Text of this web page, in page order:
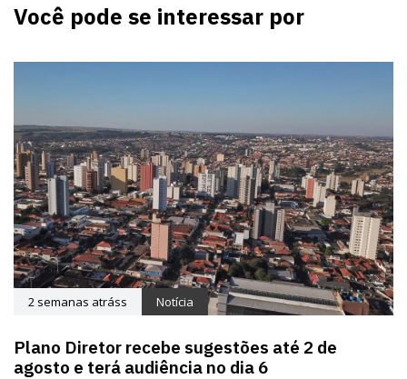
Você pode se interessar por
2 semanas atráss Notícia
Plano Diretor recebe sugestões até 2 de
agosto e terá audiência no dia 6